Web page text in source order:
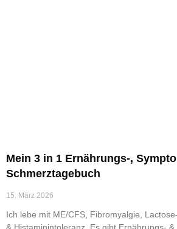
Mein 3 in 1 Ernährungs-,
Schmerztagebuch
15. März 2026
Ich lebe mit ME/CFS, Fibromyalgie,